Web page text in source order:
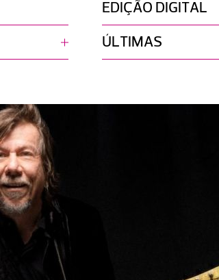
EDIÇÃO DIGITAL
ÚLTIMAS